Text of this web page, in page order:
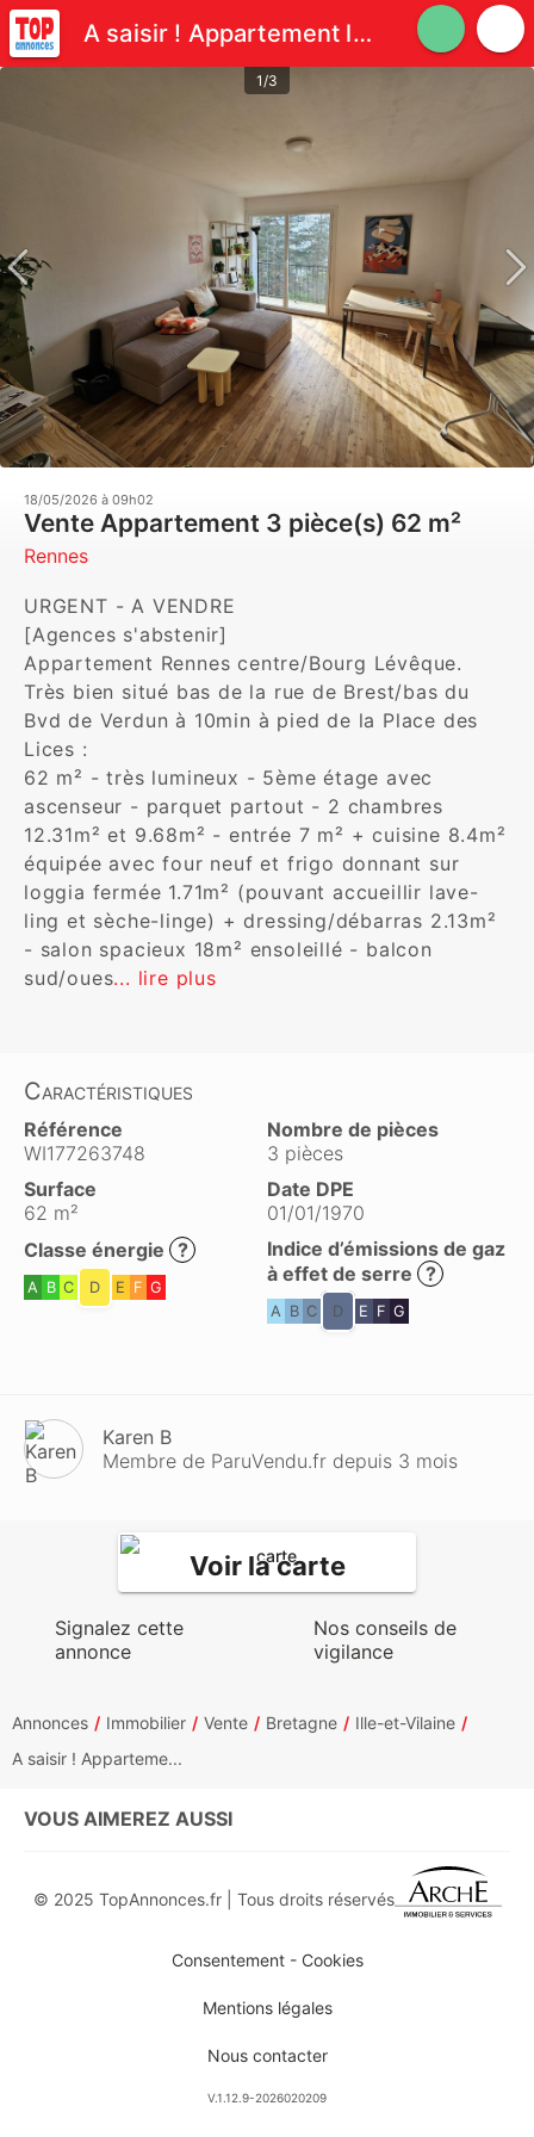
A saisir ! Appartement lumineux
1/3
18/05/2026 à 09h02
Vente Appartement 3 pièce(s) 62 m²
Rennes
URGENT - A VENDRE
[Agences s'abstenir]
Appartement Rennes centre/Bourg Lévêque.
Très bien situé bas de la rue de Brest/bas du
Bvd de Verdun à 10min à pied de la Place des
Lices :
62 m² - très lumineux - 5ème étage avec
ascenseur - parquet partout - 2 chambres
12.31m² et 9.68m² - entrée 7 m² + cuisine 8.4m²
équipée avec four neuf et frigo donnant sur
loggia fermée 1.71m² (pouvant accueillir lave-
ling et sèche-linge) + dressing/débarras 2.13m²
- salon spacieux 18m² ensoleillé - balcon
sud/oues... lire plus
Caractéristiques
Référence
WI177263748
Nombre de pièces
3 pièces
Surface
62 m²
Date DPE
01/01/1970
Classe énergie ?
A B C D E F G
Indice d’émissions de gaz
à effet de serre ?
A B C D E F G
Karen B
Membre de ParuVendu.fr depuis 3 mois
Voir la carte
Signalez cette
annonce
Nos conseils de
vigilance
Annonces Immobilier Vente Bretagne
Ille-et-Vilaine
A saisir ! Apparteme...
VOUS AIMEREZ AUSSI
© 2025 TopAnnonces.fr | Tous droits réservés
Consentement - Cookies
Mentions légales
Nous contacter
V.1.12.9-2026020209